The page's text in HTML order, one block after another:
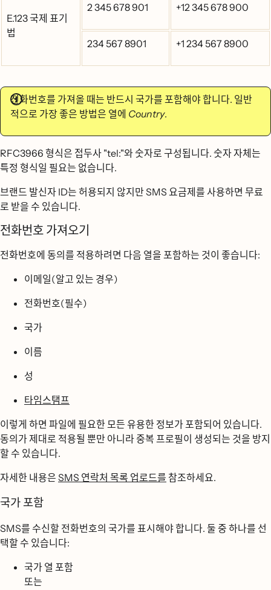
E.123 국제 표기
법
2 345 678 901 +12 345 678 900
234 567 8901 +1 234 567 8900
전화번호를 가져올 때는 반드시 국가를 포함해야 합니다. 일반
적으로 가장 좋은 방법은 열에 Country.
RFC3966 형식은 접두사 "tel:"와 숫자로 구성됩니다. 숫자 자체는
특정 형식일 필요는 없습니다.
브랜드 발신자 ID는 허용되지 않지만 SMS 요금제를 사용하면 무료
로 받을 수 있습니다.
전화번호 가져오기
전화번호에 동의를 적용하려면 다음 열을 포함하는 것이 좋습니다:
이메일(알고 있는 경우)
전화번호(필수)
국가
이름
성
타임스탬프
이렇게 하면 파일에 필요한 모든 유용한 정보가 포함되어 있습니다.
동의가 제대로 적용될 뿐만 아니라 중복 프로필이 생성되는 것을 방지
할 수 있습니다.
자세한 내용은 SMS 연락처 목록 업로드를 참조하세요.
국가 포함
SMS를 수신할 전화번호의 국가를 표시해야 합니다. 둘 중 하나를 선
택할 수 있습니다:
국가 열 포함
또는